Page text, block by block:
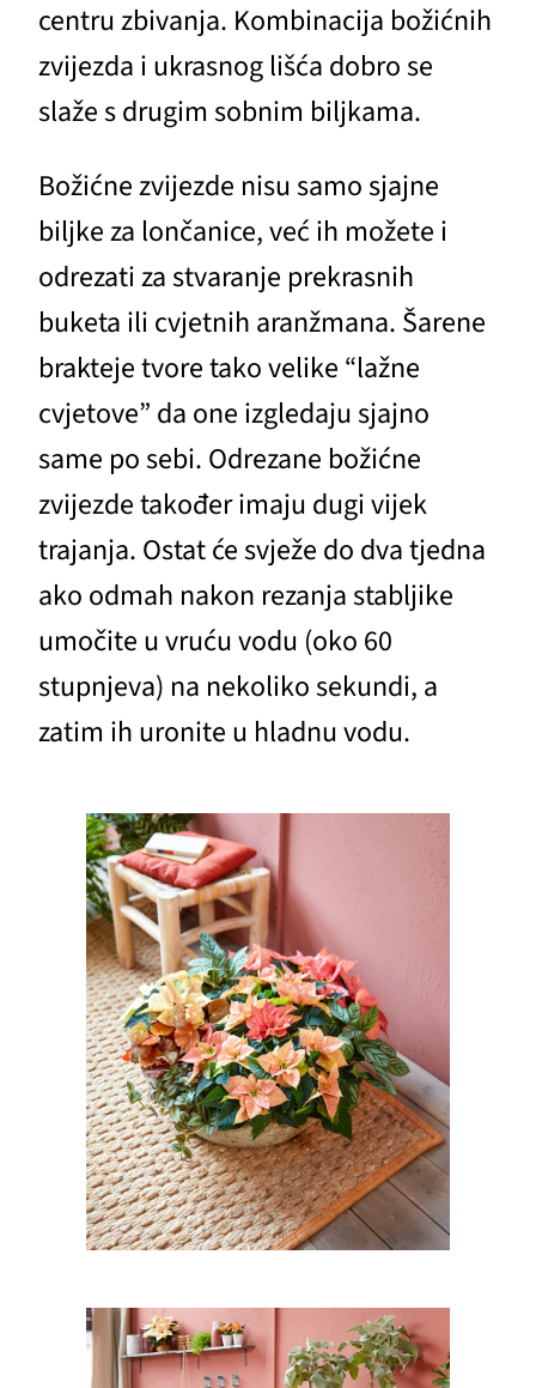
centru zbivanja. Kombinacija božićnih
zvijezda i ukrasnog lišća dobro se
slaže s drugim sobnim biljkama.
Božićne zvijezde nisu samo sjajne
biljke za lončanice, već ih možete i
odrezati za stvaranje prekrasnih
buketa ili cvjetnih aranžmana. Šarene
brakteje tvore tako velike “lažne
cvjetove” da one izgledaju sjajno
same po sebi. Odrezane božićne
zvijezde također imaju dugi vijek
trajanja. Ostat će svježe do dva tjedna
ako odmah nakon rezanja stabljike
umočite u vruću vodu (oko 60
stupnjeva) na nekoliko sekundi, a
zatim ih uronite u hladnu vodu.